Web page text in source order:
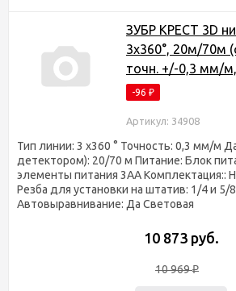
ЗУБР КРЕСТ 3D
3х360°, 20м/70м
точн. +/-0,3 мм/
-96 ₽
Артикул: 34908
Тип линии: 3 x360 ° Точность: 0,3 мм/м
детектором): 20/70 м Питание: Блок
элементы питания 3AA Комплектация::
Резба для установки на штатив: 1/4 и
Автовыравнивание: Да Световая
10 873 руб.
10 969₽